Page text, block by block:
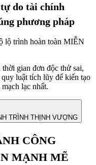
do tài chính
phương pháp
lộ trình hoàn toàn MIỄN
gian đơn độc thử sai,
luật tích lũy để kiến tạo
lạc nhất.
TRÌNH THỊNH VƯỢNG
CÔNG
MẠNH MẼ